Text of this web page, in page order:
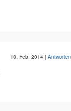
10. Feb. 2014 | Antworten